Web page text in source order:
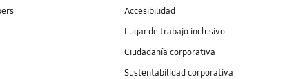
Accesibilidad
Lugar de trabajo inclusivo
Ciudadanía corporativa
Sustentabilidad corporativa